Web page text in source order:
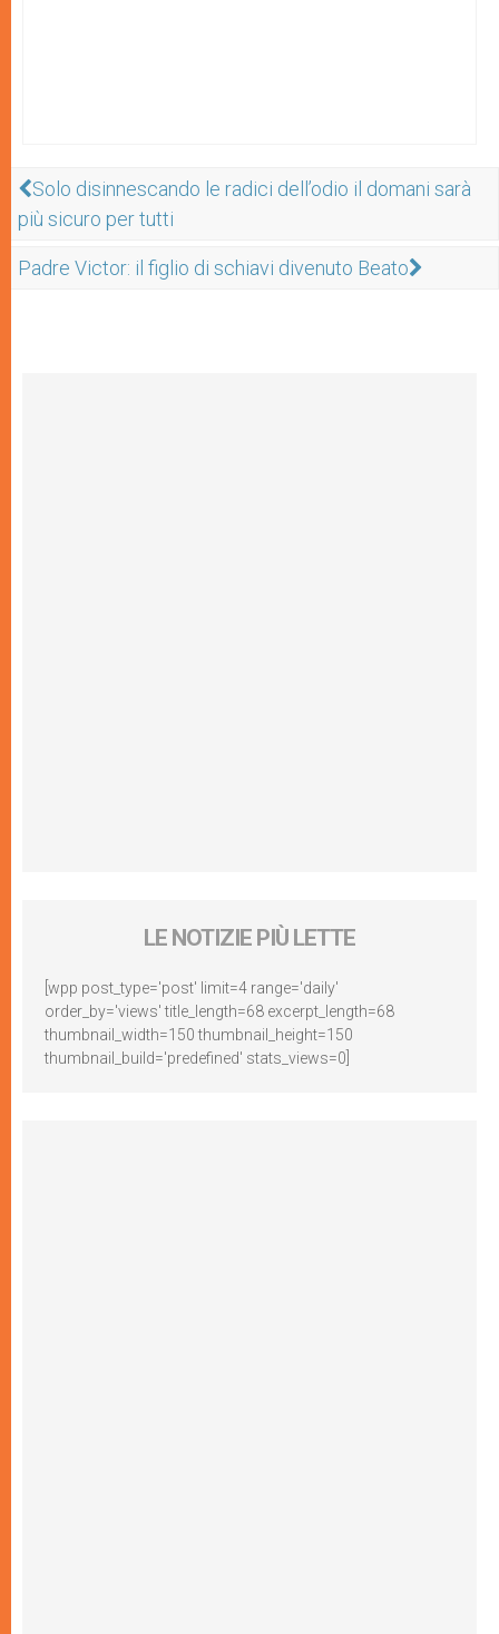
Solo disinnescando le radici dell’odio il domani sarà
più sicuro per tutti
Padre Victor: il figlio di schiavi divenuto Beato
LE NOTIZIE PIÙ LETTE
[wpp post_type='post' limit=4 range='daily'
order_by='views' title_length=68 excerpt_length=68
thumbnail_width=150 thumbnail_height=150
thumbnail_build='predefined' stats_views=0]